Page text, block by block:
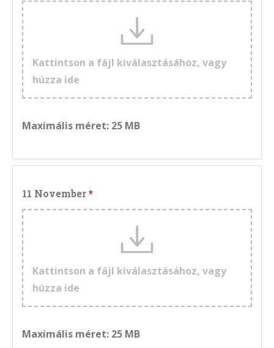
Kattintson a fájl kiválasztásához, vagy
húzza ide
Maximális méret: 25 MB
11 November
Kattintson a fájl kiválasztásához, vagy
húzza ide
Maximális méret: 25 MB